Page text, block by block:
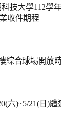
科技大學112學
收件期程
綜合球場開放
六)~5/21(日)